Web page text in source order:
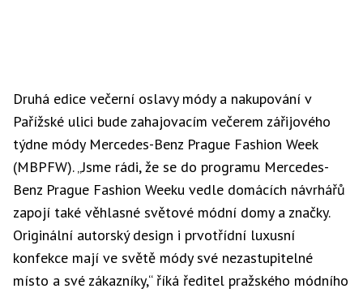
Druhá edice večerní oslavy módy a nakupování v
Pařížské ulici bude zahajovacím večerem zářijového
týdne módy Mercedes-Benz Prague Fashion Week
(MBPFW). „Jsme rádi, že se do programu Mercedes-
Benz Prague Fashion Weeku vedle domácích návrhářů
zapojí také věhlasné světové módní domy a značky.
Originální autorský design i prvotřídní luxusní
konfekce mají ve světě módy své nezastupitelné
místo a své zákazníky,“ říká ředitel pražského módního